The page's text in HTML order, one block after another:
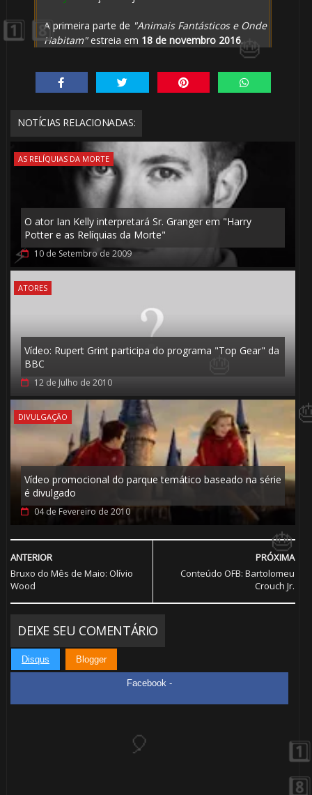
A primeira parte de "Animais Fantásticos e Onde
Habitam"estreia em 18 de novembro 2016.
NOTÍCIAS RELACIONADAS:
AS RELÍQUIAS DA MORTE
O ator Ian Kelly interpretará Sr. Granger em "Harry
Potter e as Relíquias da Morte"
10 de Setembro de 2009
ATORES
Vídeo: Rupert Grint participa do programa "Top Gear" da
BBC
12 de Julho de 2010
DIVULGAÇÃO
Vídeo promocional do parque temático baseado na série
é divulgado
04 de Fevereiro de 2010
PRÓXIMA
Conteúdo OFB: Bartolomeu
Crouch Jr.
ANTERIOR
Bruxo do Mês de Maio: Olívio
Wood
DEIXE SEU COMENTÁRIO
Disqus Blogger
Facebook -
🎂
🎈
🎈
🎂
⚡
🎂
⚡